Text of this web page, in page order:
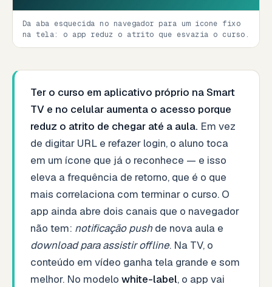
Da aba esquecida no navegador para um ícone fixo
na tela: o app reduz o atrito que esvazia o curso.
Ter o curso em aplicativo próprio na Smart
TV e no celular aumenta o acesso porque
reduz o atrito de chegar até a aula. Em vez
de digitar URL e refazer login, o aluno toca
em um ícone que já o reconhece — e isso
eleva a frequência de retorno, que é o que
mais correlaciona com terminar o curso. O
app ainda abre dois canais que o navegador
não tem: notificação push de nova aula e
download para assistir offline. Na TV, o
conteúdo em vídeo ganha tela grande e som
melhor. No modelo white-label, o app vai